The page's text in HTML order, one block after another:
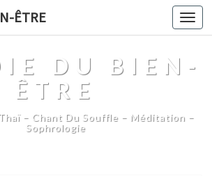
ÊTRE
DU BIEN-
ÊTRE
– Chant Du Souffle – Méditation –
Sophrologie